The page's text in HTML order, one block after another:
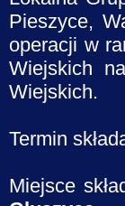
Pieszyce,
operacji w
Wiejskich
Wiejskich.
Termin
Miejsce